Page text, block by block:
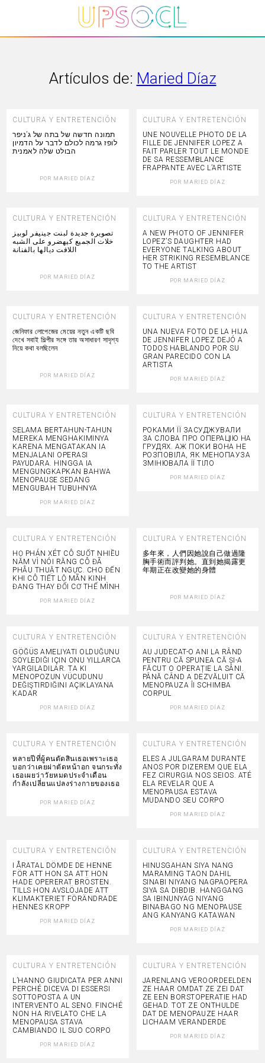
Artículos de: Maried Díaz
CULTURA Y ENTRETENCIÓN
תמונה חדשה של בתה של ג’ניפר
לופז גרמה לכולם לדבר על הדמיון
הבולט שלה לאמנית
POR MARIED DÍAZ
CULTURA Y ENTRETENCIÓN
UNE NOUVELLE PHOTO DE LA
FILLE DE JENNIFER LOPEZ A
FAIT PARLER TOUT LE MONDE
DE SA RESSEMBLANCE
FRAPPANTE AVEC L’ARTISTE
POR MARIED DÍAZ
CULTURA Y ENTRETENCIÓN
تصويرة جديدة لبنت جينيفر لوبيز
خلات الجميع كيهضرو على الشبه
اللافت ديالها بالفنانة
POR MARIED DÍAZ
CULTURA Y ENTRETENCIÓN
A NEW PHOTO OF JENNIFER
LOPEZ’S DAUGHTER HAD
EVERYONE TALKING ABOUT
HER STRIKING RESEMBLANCE
TO THE ARTIST
POR MARIED DÍAZ
CULTURA Y ENTRETENCIÓN
জেনিফার লোপেজের মেয়ের নতুন একটি ছবি
দেখে সবাই শিল্পীর সঙ্গে তার অসাধারণ সাদৃশ্য
নিয়ে কথা বলছিলেন
POR MARIED DÍAZ
CULTURA Y ENTRETENCIÓN
UNA NUEVA FOTO DE LA HIJA
DE JENNIFER LOPEZ DEJÓ A
TODOS HABLANDO POR SU
GRAN PARECIDO CON LA
ARTISTA
POR MARIED DÍAZ
CULTURA Y ENTRETENCIÓN
SELAMA BERTAHUN-TAHUN
MEREKA MENGHAKIMINYA
KARENA MENGATAKAN IA
MENJALANI OPERASI
PAYUDARA. HINGGA IA
MENGUNGKAPKAN BAHWA
MENOPAUSE SEDANG
MENGUBAH TUBUHNYA
POR MARIED DÍAZ
CULTURA Y ENTRETENCIÓN
РОКАМИ ЇЇ ЗАСУДЖУВАЛИ
ЗА СЛОВА ПРО ОПЕРАЦІЮ НА
ГРУДЯХ. АЖ ПОКИ ВОНА НЕ
РОЗПОВІЛА, ЯК МЕНОПАУЗА
ЗМІНЮВАЛА ЇЇ ТІЛО
POR MARIED DÍAZ
CULTURA Y ENTRETENCIÓN
HỌ PHÁN XÉT CÔ SUỐT NHIỀU
NĂM VÌ NÓI RẰNG CÔ ĐÃ
PHẪU THUẬT NGỰC. CHO ĐẾN
KHI CÔ TIẾT LỘ MÃN KINH
ĐANG THAY ĐỔI CƠ THỂ MÌNH
POR MARIED DÍAZ
CULTURA Y ENTRETENCIÓN
多年來，人們因她說自己做過隆
胸手術而評判她。直到她揭露更
年期正在改變她的身體
POR MARIED DÍAZ
CULTURA Y ENTRETENCIÓN
GÖĞÜS AMELIYATI OLDUĞUNU
SÖYLEDIĞI IÇIN ONU YILLARCA
YARGILADILAR. TA KI
MENOPOZUN VÜCUDUNU
DEĞIŞTIRDIĞINI AÇIKLAYANA
KADAR
POR MARIED DÍAZ
CULTURA Y ENTRETENCIÓN
AU JUDECAT-O ANI LA RÂND
PENTRU CĂ SPUNEA CĂ ȘI-A
FĂCUT O OPERAȚIE LA SÂNI.
PÂNĂ CÂND A DEZVĂLUIT CĂ
MENOPAUZA ÎI SCHIMBA
CORPUL
POR MARIED DÍAZ
CULTURA Y ENTRETENCIÓN
หลายปีที่ผู้คนตัดสินเธอเพราะเธอ
บอกว่าเคยผ่าตัดหน้าอก จนกระทั่ง
เธอเผยว่าวัยหมดประจำเดือน
กำลังเปลี่ยนแปลงร่างกายของเธอ
POR MARIED DÍAZ
CULTURA Y ENTRETENCIÓN
ELES A JULGARAM DURANTE
ANOS POR DIZEREM QUE ELA
FEZ CIRURGIA NOS SEIOS. ATÉ
ELA REVELAR QUE A
MENOPAUSA ESTAVA
MUDANDO SEU CORPO
POR MARIED DÍAZ
CULTURA Y ENTRETENCIÓN
I ÅRATAL DÖMDE DE HENNE
FÖR ATT HON SA ATT HON
HADE OPERERAT BRÖSTEN.
TILLS HON AVSLÖJADE ATT
KLIMAKTERIET FÖRÄNDRADE
HENNES KROPP
POR MARIED DÍAZ
CULTURA Y ENTRETENCIÓN
HINUSGAHAN SIYA NANG
MARAMING TAON DAHIL
SINABI NIYANG NAGPAOPERA
SIYA SA DIBDIB. HANGGANG
SA IBINUNYAG NIYANG
BINABAGO NG MENOPAUSE
ANG KANYANG KATAWAN
POR MARIED DÍAZ
CULTURA Y ENTRETENCIÓN
L’HANNO GIUDICATA PER ANNI
PERCHÉ DICEVA DI ESSERSI
SOTTOPOSTA A UN
INTERVENTO AL SENO. FINCHÉ
NON HA RIVELATO CHE LA
MENOPAUSA STAVA
CAMBIANDO IL SUO CORPO
POR MARIED DÍAZ
CULTURA Y ENTRETENCIÓN
JARENLANG VEROORDEELDEN
ZE HAAR OMDAT ZE ZEI DAT
ZE EEN BORSTOPERATIE HAD
GEHAD. TOT ZE ONTHULDE
DAT DE MENOPAUZE HAAR
LICHAAM VERANDERDE
POR MARIED DÍAZ